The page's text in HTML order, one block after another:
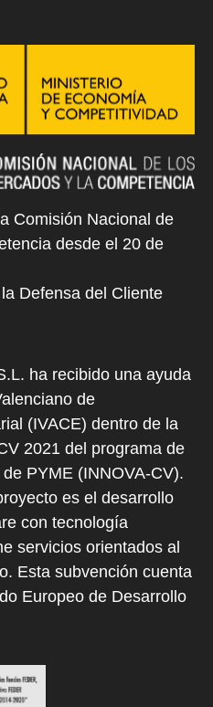
Comisión Nacional de
desde el 20 de
Defensa del Cliente
ha recibido una ayuda
de
(IVACE) dentro de la
2021 del programa de
PYME (INNOVA-CV).
es el desarrollo
con tecnología
servicios orientados al
Esta subvención cuenta
Europeo de Desarrollo